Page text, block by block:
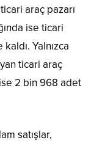
araç pazarı
ise ticari
Yalnızca
ticari araç
2 bin 968 adet
satışlar,